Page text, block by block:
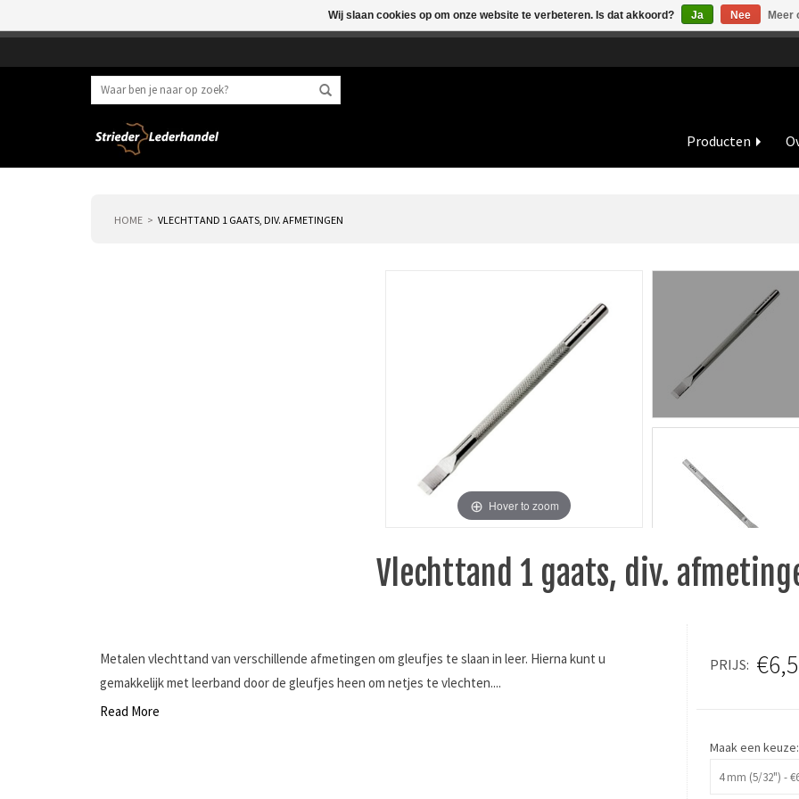
Producten
HOME VLECHTTAND 1 GAATS, DIV. AFMETINGEN
Hover to zoom
Vlechttand 1 gaats, div.
PRIJS
Maak een keuze:
Metalen vlechttand van verschillende afmetingen om gleufjes te slaan in leer. Hierna kunt u
gemakkelijk met leerband door de gleufjes heen om netjes te vlechten....
Read More
Wij slaan cookies op om onze website te verbeteren. Is dat akkoord? Ja Nee Meer
Beste klant, I.v.m. de vakantieperiode zijn wij in juli en augustus op dinsdag en